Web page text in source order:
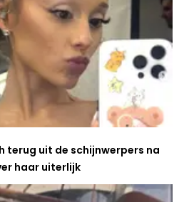
terug uit de schijnwerpers na
haar uiterlijk